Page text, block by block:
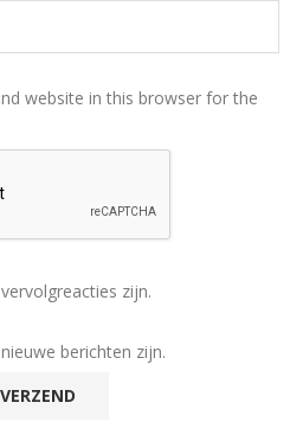
website in this browser for the
zijn.
berichten zijn.